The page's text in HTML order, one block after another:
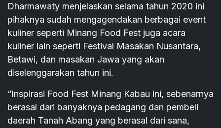
Dharmawaty menjelaskan selama tahun 2020 ini
pihaknya sudah mengagendakan berbagai event
kuliner seperti Minang Food Fest juga acara
kuliner lain seperti Festival Masakan Nusantara,
Betawi, dan masakan Jawa yang akan
diselenggarakan tahun ini.
“Inspirasi Food Fest Minang Kabau ini, sebenarnya
berasal dari banyaknya pedagang dan pembeli
daerah Tanah Abang yang berasal dari sana,